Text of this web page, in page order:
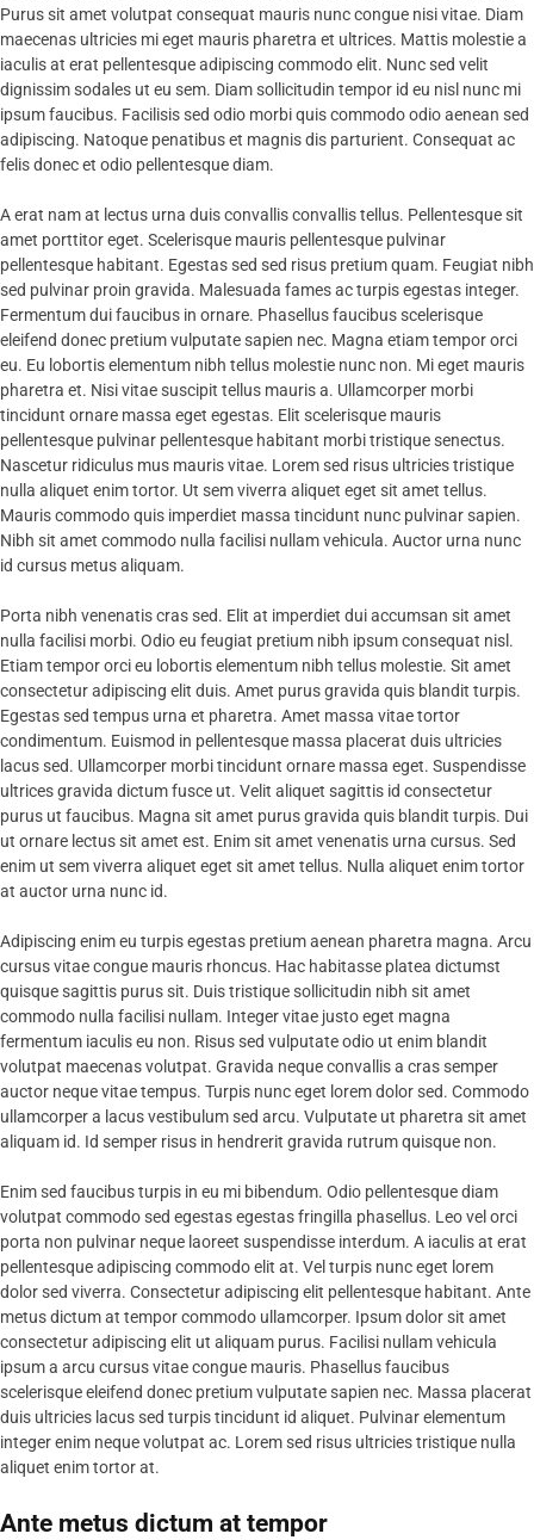
Purus sit amet volutpat consequat mauris nunc congue nisi vitae. Diam
maecenas ultricies mi eget mauris pharetra et ultrices. Mattis molestie a
iaculis at erat pellentesque adipiscing commodo elit. Nunc sed velit
dignissim sodales ut eu sem. Diam sollicitudin tempor id eu nisl nunc mi
ipsum faucibus. Facilisis sed odio morbi quis commodo odio aenean sed
adipiscing. Natoque penatibus et magnis dis parturient. Consequat ac
felis donec et odio pellentesque diam.
A erat nam at lectus urna duis convallis convallis tellus. Pellentesque sit
amet porttitor eget. Scelerisque mauris pellentesque pulvinar
pellentesque habitant. Egestas sed sed risus pretium quam. Feugiat nibh
sed pulvinar proin gravida. Malesuada fames ac turpis egestas integer.
Fermentum dui faucibus in ornare. Phasellus faucibus scelerisque
eleifend donec pretium vulputate sapien nec. Magna etiam tempor orci
eu. Eu lobortis elementum nibh tellus molestie nunc non. Mi eget mauris
pharetra et. Nisi vitae suscipit tellus mauris a. Ullamcorper morbi
tincidunt ornare massa eget egestas. Elit scelerisque mauris
pellentesque pulvinar pellentesque habitant morbi tristique senectus.
Nascetur ridiculus mus mauris vitae. Lorem sed risus ultricies tristique
nulla aliquet enim tortor. Ut sem viverra aliquet eget sit amet tellus.
Mauris commodo quis imperdiet massa tincidunt nunc pulvinar sapien.
Nibh sit amet commodo nulla facilisi nullam vehicula. Auctor urna nunc
id cursus metus aliquam.
Porta nibh venenatis cras sed. Elit at imperdiet dui accumsan sit amet
nulla facilisi morbi. Odio eu feugiat pretium nibh ipsum consequat nisl.
Etiam tempor orci eu lobortis elementum nibh tellus molestie. Sit amet
consectetur adipiscing elit duis. Amet purus gravida quis blandit turpis.
Egestas sed tempus urna et pharetra. Amet massa vitae tortor
condimentum. Euismod in pellentesque massa placerat duis ultricies
lacus sed. Ullamcorper morbi tincidunt ornare massa eget. Suspendisse
ultrices gravida dictum fusce ut. Velit aliquet sagittis id consectetur
purus ut faucibus. Magna sit amet purus gravida quis blandit turpis. Dui
ut ornare lectus sit amet est. Enim sit amet venenatis urna cursus. Sed
enim ut sem viverra aliquet eget sit amet tellus. Nulla aliquet enim tortor
at auctor urna nunc id.
Adipiscing enim eu turpis egestas pretium aenean pharetra magna. Arcu
cursus vitae congue mauris rhoncus. Hac habitasse platea dictumst
quisque sagittis purus sit. Duis tristique sollicitudin nibh sit amet
commodo nulla facilisi nullam. Integer vitae justo eget magna
fermentum iaculis eu non. Risus sed vulputate odio ut enim blandit
volutpat maecenas volutpat. Gravida neque convallis a cras semper
auctor neque vitae tempus. Turpis nunc eget lorem dolor sed. Commodo
ullamcorper a lacus vestibulum sed arcu. Vulputate ut pharetra sit amet
aliquam id. Id semper risus in hendrerit gravida rutrum quisque non.
Enim sed faucibus turpis in eu mi bibendum. Odio pellentesque diam
volutpat commodo sed egestas egestas fringilla phasellus. Leo vel orci
porta non pulvinar neque laoreet suspendisse interdum. A iaculis at erat
pellentesque adipiscing commodo elit at. Vel turpis nunc eget lorem
dolor sed viverra. Consectetur adipiscing elit pellentesque habitant. Ante
metus dictum at tempor commodo ullamcorper. Ipsum dolor sit amet
consectetur adipiscing elit ut aliquam purus. Facilisi nullam vehicula
ipsum a arcu cursus vitae congue mauris. Phasellus faucibus
scelerisque eleifend donec pretium vulputate sapien nec. Massa placerat
duis ultricies lacus sed turpis tincidunt id aliquet. Pulvinar elementum
integer enim neque volutpat ac. Lorem sed risus ultricies tristique nulla
aliquet enim tortor at.
Ante metus dictum at tempor